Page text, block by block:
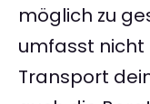
möglich zu
umfasst nicht
Transport